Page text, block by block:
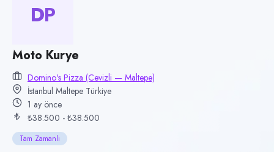
Kategori
Konum
Maltepe, İstanbul
Çalışma şekli
Tam Zamanlı
Yayın tarihi
11 Haziran 2026
DP
Moto Kurye
Domino's Pizza (Cevizli — Maltepe)
İstanbul Maltepe Türkiye
1 ay önce
₺38.500 - ₺38.500
Tam Zamanlı